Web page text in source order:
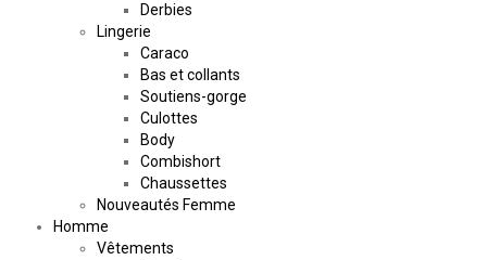
Derbies
Lingerie
Caraco
Bas et collants
Soutiens-gorge
Culottes
Body
Combishort
Chaussettes
Nouveautés Femme
Homme
Vêtements